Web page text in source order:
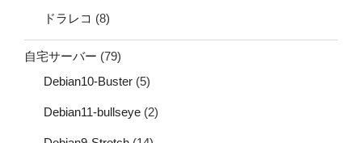
ドラレコ (8)
自宅サーバー (79)
Debian10-Buster (5)
Debian11-bullseye (2)